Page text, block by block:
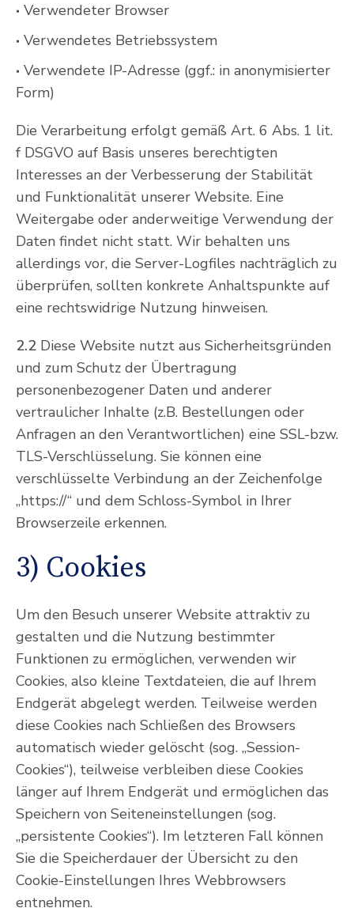
Verwendeter Browser
Verwendetes Betriebssystem
Verwendete IP-Adresse (ggf.: in anonymisierter
Form)
Die Verarbeitung erfolgt gemäß Art. 6 Abs. 1 lit.
f DSGVO auf Basis unseres berechtigten
Interesses an der Verbesserung der Stabilität
und Funktionalität unserer Website. Eine
Weitergabe oder anderweitige Verwendung der
Daten findet nicht statt. Wir behalten uns
allerdings vor, die Server-Logfiles nachträglich zu
überprüfen, sollten konkrete Anhaltspunkte auf
eine rechtswidrige Nutzung hinweisen.
2.2Diese Website nutzt aus Sicherheitsgründen
und zum Schutz der Übertragung
personenbezogener Daten und anderer
vertraulicher Inhalte (z.B. Bestellungen oder
Anfragen an den Verantwortlichen) eine SSL-bzw.
TLS-Verschlüsselung. Sie können eine
verschlüsselte Verbindung an der Zeichenfolge
„https://“ und dem Schloss-Symbol in Ihrer
Browserzeile erkennen.
3) Cookies
Um den Besuch unserer Website attraktiv zu
gestalten und die Nutzung bestimmter
Funktionen zu ermöglichen, verwenden wir
Cookies, also kleine Textdateien, die auf Ihrem
Endgerät abgelegt werden. Teilweise werden
diese Cookies nach Schließen des Browsers
automatisch wieder gelöscht (sog. „Session-
Cookies“), teilweise verbleiben diese Cookies
länger auf Ihrem Endgerät und ermöglichen das
Speichern von Seiteneinstellungen (sog.
„persistente Cookies“). Im letzteren Fall können
Sie die Speicherdauer der Übersicht zu den
Cookie-Einstellungen Ihres Webbrowsers
entnehmen.